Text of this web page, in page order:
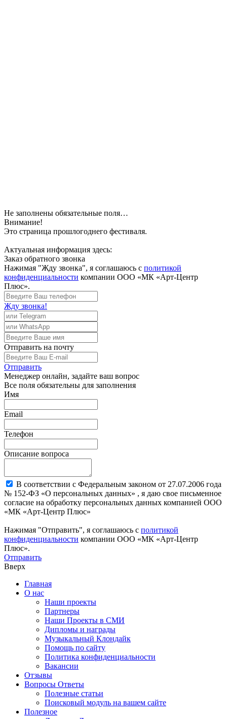
Не заполнены обязательные поля…
Внимание!
Это страница прошлогоднего фестиваля.
Актуальная информация здесь:
Заказ обратного звонка
Нажимая "Жду звонка", я соглашаюсь с политикой
конфиденциальности компании ООО «МК «Арт-Центр
Плюс».
Жду звонка!
Отправить на почту
Отправить
Менеджер онлайн, задайте ваш вопрос
Все поля обязательны для заполнения
Имя
Email
Телефон
Описание вопроса
В соответствии с Федеральным законом от 27.07.2006 года
№ 152-ФЗ «О персональных данных» , я даю свое письменное
согласие на обработку персональных данных компанией ООО
«МК «Арт-Центр Плюс»
Нажимая "Отправить", я соглашаюсь с политикой
конфиденциальности компании ООО «МК «Арт-Центр
Плюс».
Отправить
Вверх
Главная
О нас
Наши проекты
Партнеры
Наши Проекты в СМИ
Дипломы и награды
Музыкальный Клондайк
Помощь по сайту
Политика конфиденциальности
Вакансии
Отзывы
Вопросы Ответы
Полезные статьи
Поисковый модуль на вашем сайте
Полезное